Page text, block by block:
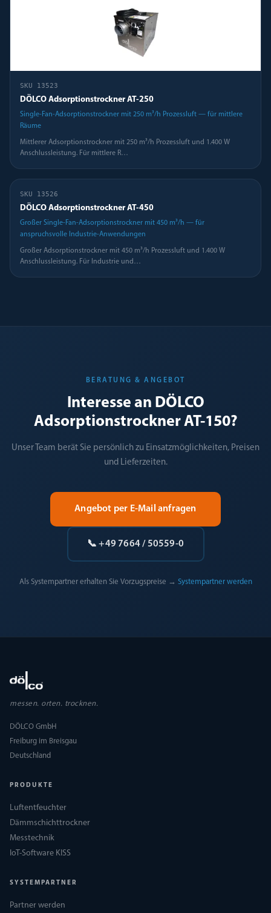
SKU 13523
DÖLCO Adsorptionstrockner AT-250
Single-Fan-Adsorptionstrockner mit 250 m³/h Prozessluft — für mittlere
Räume
Mittlerer Adsorptionstrockner mit 250 m³/h Prozessluft und 1.400 W
Anschlussleistung. Für mittlere R…
SKU 13526
DÖLCO Adsorptionstrockner AT-450
Großer Single-Fan-Adsorptionstrockner mit 450 m³/h — für
anspruchsvolle Industrie-Anwendungen
Großer Adsorptionstrockner mit 450 m³/h Prozessluft und 1.400 W
Anschlussleistung. Für Industrie und …
BERATUNG & ANGEBOT
Interesse an DÖLCO
Adsorptionstrockner AT-150?
Unser Team berät Sie persönlich zu Einsatzmöglichkeiten, Preisen
und Lieferzeiten.
Angebot per E-Mail anfragen
📞 +49 7664 / 50559-0
Als Systempartner erhalten Sie Vorzugspreise → Systempartner werden
messen. orten. trocknen.
DÖLCO GmbH
Freiburg im Breisgau
Deutschland
PRODUKTE
Luftentfeuchter
Dämmschichttrockner
Messtechnik
IoT-Software KISS
SYSTEMPARTNER
Partner werden